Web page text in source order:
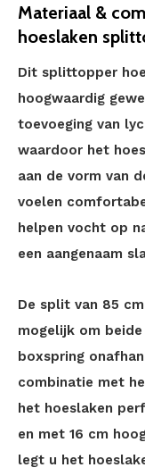
Materiaal &
hoeslaken
Dit splittopper
hoogwaardig
toevoeging van
waardoor het
aan de vorm van
voelen
helpen vocht op
een aangenaam
De split van 85
mogelijk om
boxspring
combinatie met
het hoeslaken
en met 16 cm
legt u het